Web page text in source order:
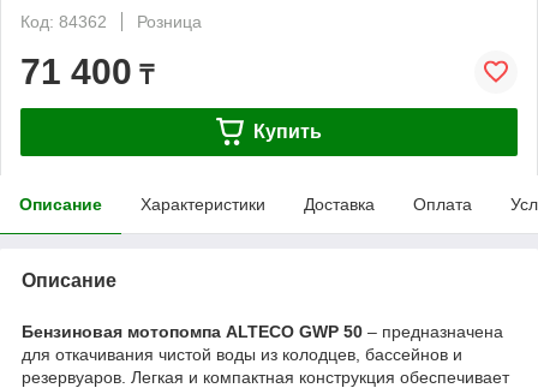
Код: 84362
Розница
71 400 ₸
Купить
Описание Характеристики Доставка Оплата
Описание
Бензиновая мотопомпа ALTECO GWP 50 – предназначена
для откачивания чистой воды из колодцев, бассейнов и
резервуаров. Легкая и компактная конструкция обеспечивает